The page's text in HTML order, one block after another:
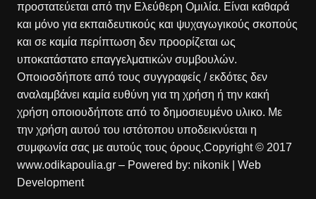
προστατεύεται από την Ελεύθερη Ομιλία. Είναι καθαρά
και μόνο για εκπαιδευτικούς και ψυχαγωγικούς σκοπούς
και σε καμία περίπτωση δεν προορίζεται ως
υποκατάστατο επαγγελματικών συμβουλών.
Οποιοσδήποτε από τους συγγραφείς / εκδότες δεν
αναλαμβάνει καμία ευθύνη για τη χρήση ή την κακή
χρήση οποιουδήποτε από το δημοσιευμένο υλικο. Με
την χρήση αυτού του ιστότοπου υποδεικνύεται η
συμφωνία σας με αυτούς τους όρους.Copyright © 2017
www.odikapoulia.gr – Powered by: nikonik
| Web
Development